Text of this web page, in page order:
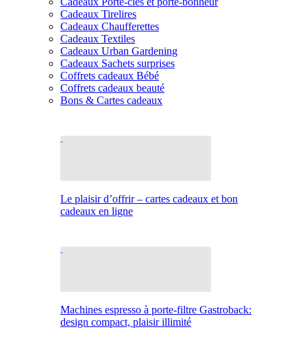
Cadeaux Tirelires
Cadeaux Chaufferettes
Cadeaux Textiles
Cadeaux Urban Gardening
Cadeaux Sachets surprises
Coffrets cadeaux Bébé
Coffrets cadeaux beauté
Bons & Cartes cadeaux
Le plaisir d’offrir – cartes cadeaux et bon
cadeaux en ligne
Machines espresso à porte-filtre Gastroback:
design compact, plaisir illimité